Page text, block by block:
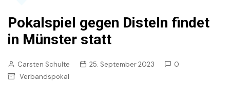
Pokalspiel gegen Disteln findet
in Münster statt
Carsten Schulte 25. September 2023
0
Verbandspokal